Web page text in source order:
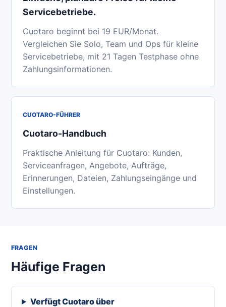
Servicebetriebe.
Cuotaro beginnt bei 19 EUR/Monat.
Vergleichen Sie Solo, Team und Ops für kleine
Servicebetriebe, mit 21 Tagen Testphase ohne
Zahlungsinformationen.
CUOTARO-FÜHRER
Cuotaro-Handbuch
Praktische Anleitung für Cuotaro: Kunden,
Serviceanfragen, Angebote, Aufträge,
Erinnerungen, Dateien, Zahlungseingänge und
Einstellungen.
FRAGEN
Häufige Fragen
Verfügt Cuotaro über